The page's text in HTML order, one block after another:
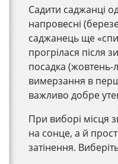
Садити саджанці
напровесні
саджанець ще
прогрілася після
посадка (жовтень-
вимерзання в
важливо добре
При виборі місця
на сонце, а й
затінення.